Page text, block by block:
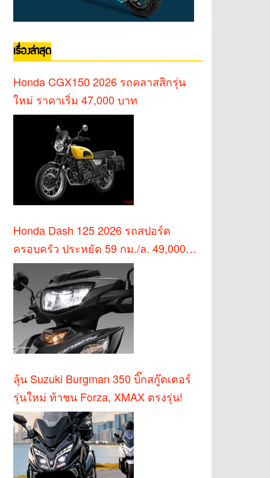
เรื่องล่าสุด
Honda CGX150 2026 รถคลาสสิกรุ่น
ใหม่ ราคาเริ่ม 47,000 บาท
Honda Dash 125 2026 รถสปอร์ต
ครอบครัว ประหยัด 59 กม./ล. 49,000
บาท
ลุ้น Suzuki Burgman 350 บิ๊กสกู๊ตเตอร์
รุ่นใหม่ ท้าชน Forza, XMAX ตรงรุ่น!